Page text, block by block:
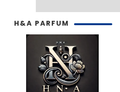
H&A PARFUM